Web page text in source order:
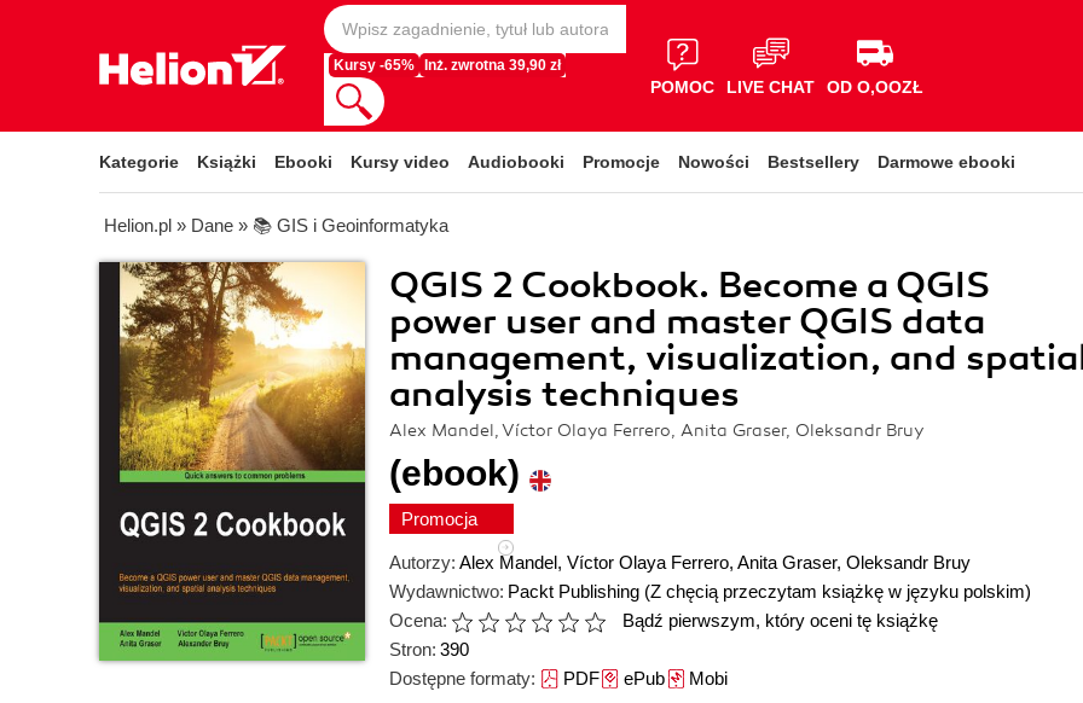
Kursy -65% Inż. zwrotna 39,90 zł
POMOC LIVE CHAT OD O,OOZŁ
Kategorie Książki Ebooki Kursy video Audiobooki Promocje Nowości Bestsellery Darmowe ebooki
Helion.pl » Dane » 📚 GIS i Geoinformatyka
QGIS 2 Cookbook. Become a QGIS
power user and master QGIS data
management, visualization, and
analysis techniques
Alex Mandel, Víctor Olaya Ferrero, Anita Graser, Oleksandr Bruy
(ebook)
Promocja
Autorzy: Alex Mandel, Víctor Olaya Ferrero, Anita Graser, Oleksandr Bruy
Wydawnictwo: Packt Publishing (Z chęcią przeczytam książkę w języku polskim)
Ocena:
Bądź pierwszym, który oceni tę książkę
Stron: 390
Dostępne formaty: PDFePubMobi